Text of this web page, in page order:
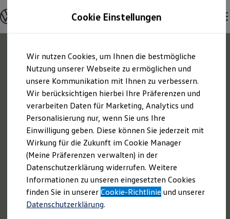
Hauptinhalt
springen
Footer
springen
Offene Stellen entdecken
Einstiegsmöglichkeiten
Schüler
Schülerpraktikum
Schüler Ferienjobs
Einstiegsqualifizierung
Studenten
Praktikum
Abschlussarbeit
Master-Stipendium
Auslandspraktikum
Jobs in Semesterferien
Werkstudentin / Werkstudent
Absolventen
StartUp Direct
Doktorandenprogramm
Volontariat
Berufserfahrene
Direkteinstieg
Jobs in der Volkswagen Group
Cookie Einstellungen
Wir nutzen Cookies, um Ihnen die bestmögliche
Nutzung unserer Webseite zu ermöglichen und
unsere Kommunikation mit Ihnen zu verbessern.
Wir berücksichtigen hierbei Ihre Präferenzen und
verarbeiten Daten für Marketing, Analytics und
Personalisierung nur, wenn Sie uns Ihre
Einwilligung geben. Diese können Sie jederzeit mit
Wirkung für die Zukunft im Cookie Manager
(Meine Präferenzen verwalten) in der
Datenschutzerklärung widerrufen. Weitere
Informationen zu unseren eingesetzten Cookies
finden Sie in unsererCookie-Richtlinie und unserer
Datenschutzerklärung.